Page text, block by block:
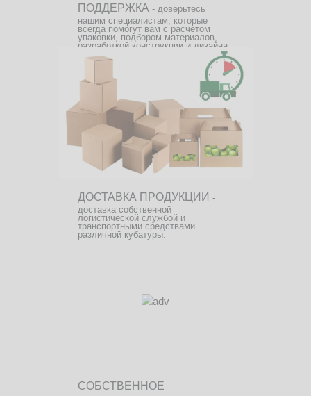
ПОДДЕРЖКА - доверьтесь
нашим специалистам, которые
всегда помогут вам с расчетом
упаковки, подбором материалов,
разработкой конструкции и дизайна.
ДОСТАВКА ПРОДУКЦИИ -
доставка собственной
логистической службой и
транспортными средствами
различной кубатуры.
СОБСТВЕННОЕ